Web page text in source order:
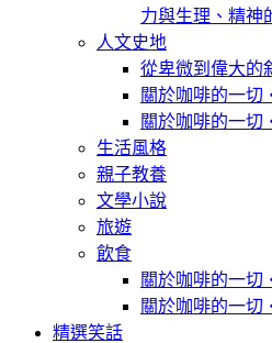
力與生理、精神
人文史地
從卑微到偉大的
關於咖啡的一切
關於咖啡的一
生活風格
親子教養
文學小說
旅遊
飲食
關於咖啡的一切
關於咖啡的一
精選笑話